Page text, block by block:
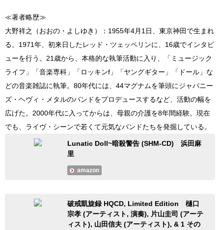
≪著者略歴≫
大野祥之（おおの・よしゆき）：1955年4月1日、東京神田で生まれ
る。1971年、初来日したレッド・ツェッペリンに、16歳でインタビ
ューを行う。21歳から、本格的な執筆活動に入り、「ミュージック
ライフ」「音楽専科」「ロッキンf」「ヤングギター」「ドール」な
どの音楽雑誌に執筆。80年代には、44マグナムを筆頭にジャパニー
ズ・ヘヴィ・メタルのバンドをプロデュースするなど、活動の幅を
広げた。2000年代に入ってからは、母親の介護を8年間経験。現在
でも、ライヴ・シーンで若くて元気なバンドたちを発掘している。
Lunatic Doll~暗殺警告 (SHM-CD) 浜田麻
里
amazon
破戒凱旋録 HQCD, Limited Edition 樋口
宗孝 (アーティスト, 演奏), 片山圭司 (アーテ
ィスト), 山田信夫 (アーティスト), & 1 その